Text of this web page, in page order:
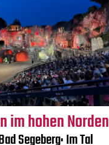
im hohen Norden
Segeberg: Im Tal